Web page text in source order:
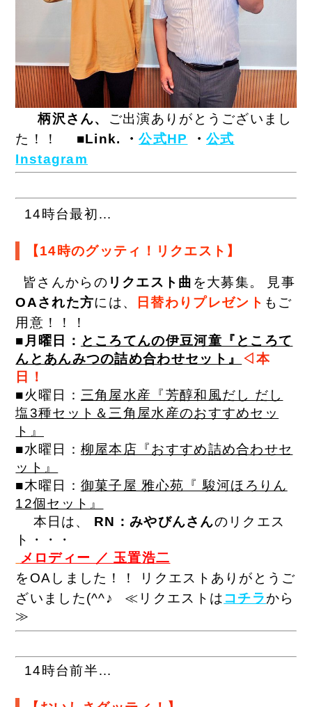
柄沢さん、
ご出演ありがとうございまし
た！！
■Link. ・公式HP ・公式
Instagram
14時台最初…
【14時のグッティ！リクエスト】
皆さんからの リクエスト曲 を大募集。
見事
OAされた方には、 日替わりプレゼント もご
用意！！！
■月曜日： ところてんの伊豆河童『ところて
んとあんみつの詰め合わせセット』
◁本
日！
■火曜日： 三角屋水産『芳醇和風だし だし
塩3種セット＆三角屋水産のおすすめセッ
ト』
■水曜日： 柳屋本店『おすすめ詰め合わせセ
ット』
■木曜日： 御菓子屋 雅心苑『 駿河ほろりん
12個セット』
本日は、 RN：みやびんさんのリクエス
ト・・・
メロディー ／ 玉置浩二
をOAしました！！
リクエストありがとうご
ざいました(^^♪
≪リクエストはコチラから
≫
14時台前半…